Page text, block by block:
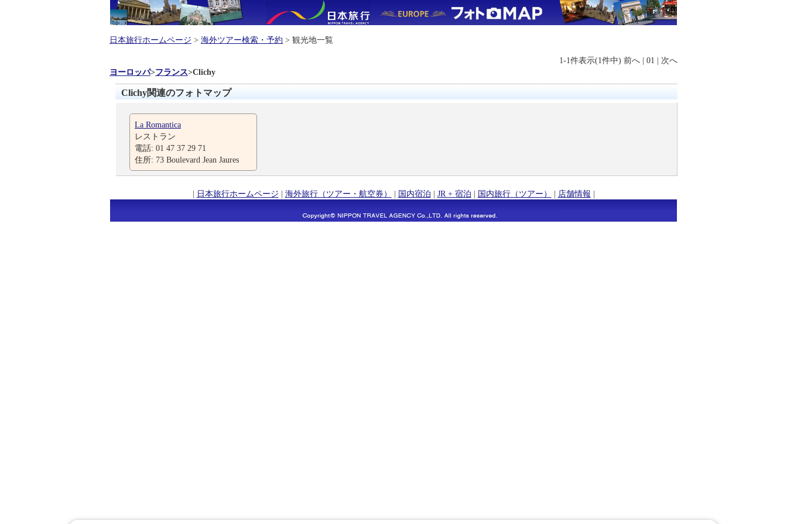
日本旅行ホームページ > 海外ツアー検索・予約 > 観光地一覧
1-1件表示(1件中) 前へ | 01 | 次へ
ヨーロッパ>フランス>Clichy
Clichy関連のフォトマップ
La Romantica
レストラン
電話: 01 47 37 29 71
住所: 73 Boulevard Jean Jaures
| 日本旅行ホームページ | 海外旅行（ツアー・航空券） | 国内宿泊 | JR + 宿泊 | 国内旅行（ツアー） | 店舗情報 |